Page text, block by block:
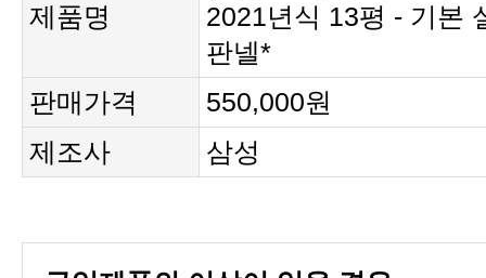
제품명
판넬*
판매가격
550,000원
제조사
삼성